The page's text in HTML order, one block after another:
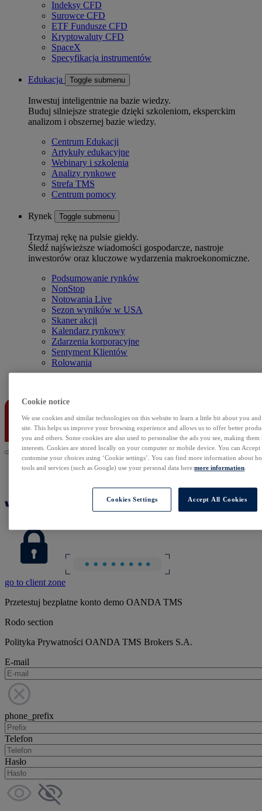
Indeksy CFD
Surowce CFD
ETF Fundusze CFD
Kryptowaluty CFD
SpaceX
Specyfikacja instrumentów
Edukacja Toggle submenu
Inwestuj inteligentnie na bazie wiedzy.
Buduj silniejsze strategie dzięki szkoleniom, eksperckim
analizom i obszernej bazie wiedzy.
Centrum Edukacji
Artykuły edukacyjne
Webinary i szkolenia
Analizy rynkowe
Strefa TMS
Centrum pomocy
Rynek Toggle submenu
Trzymaj rękę na pulsie giełdy.
Śledź najświeższe wiadomości gospodarcze, nastroje
inwestorów oraz kluczowe wydarzenia makroekonomiczne.
Podsumowanie rynków
NonStop
Notowania Live
Sezon wyników w USA
Skaner akcji
Kalendarz rynkowy
Zdarzenia korporacyjne
Sentyment Klientów
Rolowania
go to client zone
Przetestuj bezpłatne konto demo OANDA TMS
Rodo section
Polityka Prywatności OANDA TMS Brokers S.A.
E-mail
phone_prefix
Telefon
Hasło
Cookie notice
We use cookies and similar technologies on this website to learn a little bit about you
site. This helps us improve your browsing experience and allows us to offer better
you and others. Some cookies are also used to personalise the ads you see, making
interests. Cookies are stored locally on your computer or mobile device. You can
customise your choices using ‘Cookie settings’. You can find more information about
tools and services (such as Google) use your personal data here:more information
Cookies Settings Accept All Cookies